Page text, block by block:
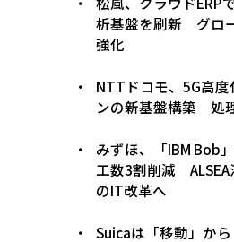
析基盤を刷新 グロ
強化
NTTドコモ、5G高度
ンの新基盤構築 処
みずほ、「IBM Bob
工数3割削減 ALSEA
のIT改革へ
Suicaは「移動」か